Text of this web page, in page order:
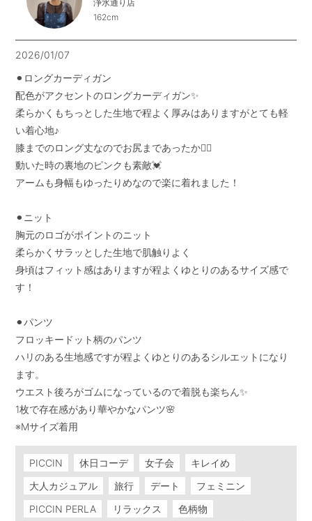
浄水通り店
162cm
2026/01/07
⚫︎ロングカーディガン
配色がアクセントのロングカーディガン✨
柔らかくもちっとした生地で程よく厚みはありますがとても軽
い着心地♪
膝までのロング丈なのでお尻まであったか😮‍💨
動いた時の裏地のピンクも素敵💓
アームも身幅もゆったりめなので楽に着れました！
⚫︎ニット
胸元のロゴがポイントのニット
柔らかくサラッとした生地で肌触りよく
身頃はフィット感はありますが程よくゆとりのあるサイズ感で
す！
⚫︎パンツ
フロッキードット柄のパンツ
ハリのある生地感ですが程よくゆとりのあるシルエットになり
ます。
ウエスト後ろがゴムになっているので着脱も楽ちん✨
1枚で存在感があり華やかなパンツ🌸
※Mサイズ着用
PICCIN 休日コーデ 女子会
キレイめ
大人カジュアル
旅行 デート
フェミニン
PICCIN PERLA
リラックス
色柄物